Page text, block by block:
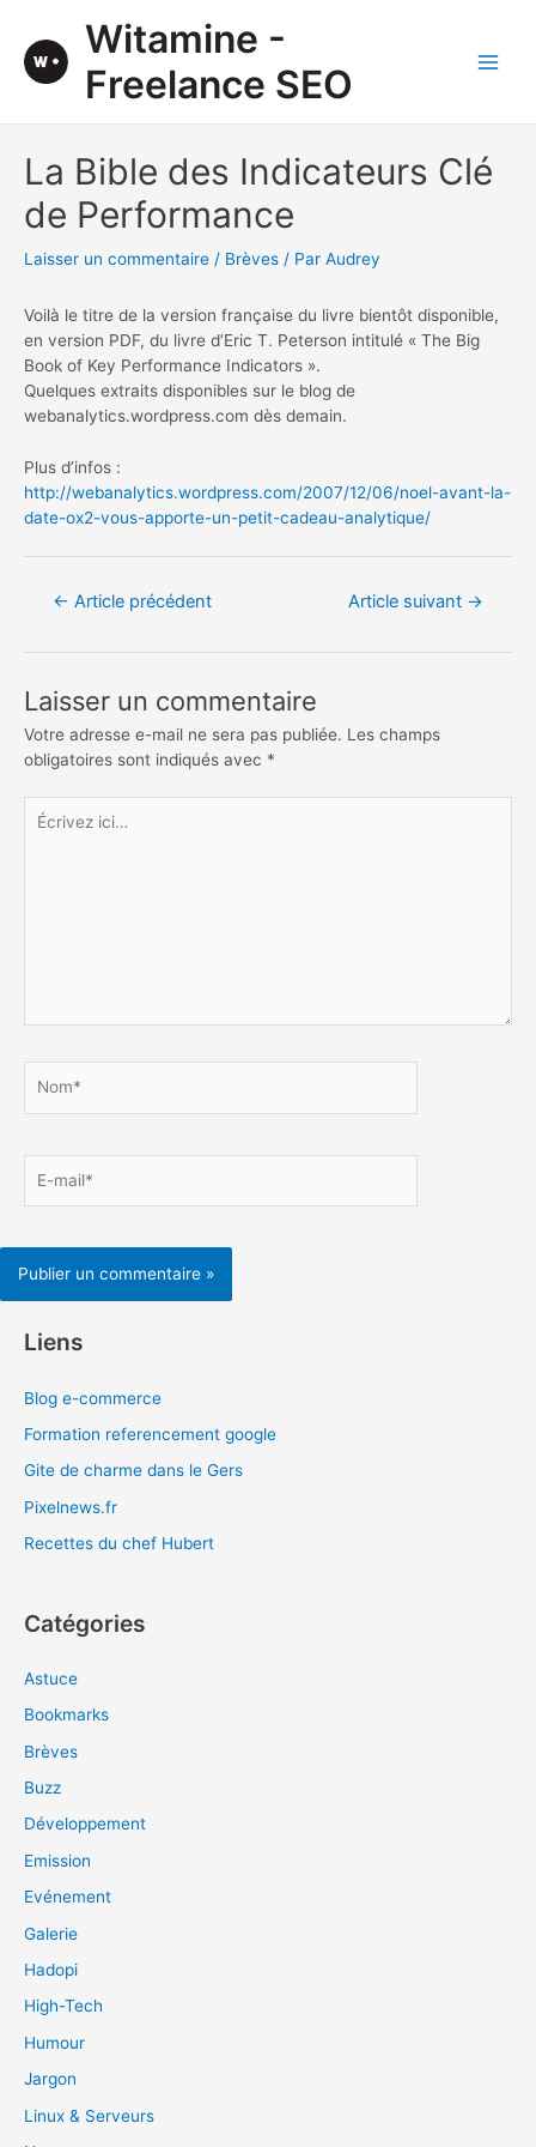
contenu
Witamine -
Freelance SEO
La Bible des Indicateurs Clé
de Performance
Laisser un commentaire / Brèves / Par Audrey
Voilà le titre de la version française du livre bientôt disponible,
en version PDF, du livre d’Eric T. Peterson intitulé « The Big
Book of Key Performance Indicators ».
Quelques extraits disponibles sur le blog de
webanalytics.wordpress.com dès demain.
Plus d’infos :
http://webanalytics.wordpress.com/2007/12/06/noel-avant-la-
date-ox2-vous-apporte-un-petit-cadeau-analytique/
Navigation
← Article précédent Article suivant →
Laisser un commentaire
Votre adresse e-mail ne sera pas publiée. Les champs
obligatoires sont indiqués avec *
Écrivez
ici…
mail*
Liens
Blog e-commerce
Formation referencement google
Gite de charme dans le Gers
Pixelnews.fr
Recettes du chef Hubert
Catégories
Astuce
Bookmarks
Brèves
Buzz
Développement
Emission
Evénement
Galerie
Hadopi
High-Tech
Humour
Jargon
Linux & Serveurs